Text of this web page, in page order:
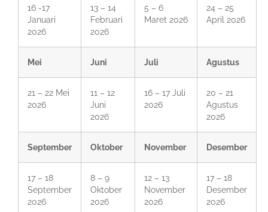
16 -17
Januari
2026
13 – 14
Februari
2026
5 – 6
Maret 2026
24 – 25
April 2026
Mei Juni Juli Agustus
21 – 22 Mei
2026
11 – 12
Juni
2026
16 – 17 Juli
2026
20 – 21
Agustus
2026
September Oktober November Desember
17 – 18
September
2026
8 – 9
Oktober
2026
12 – 13
November
2026
17 – 18
Desember
2026